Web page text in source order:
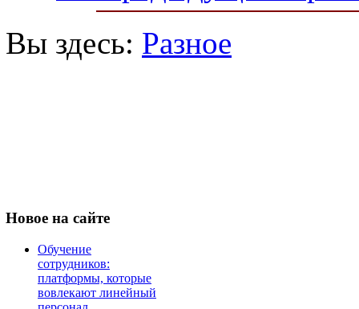
Вы здесь: Разное
Новое на сайте
Обучение
сотрудников:
платформы, которые
вовлекают линейный